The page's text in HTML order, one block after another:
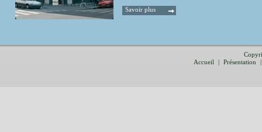
Savoir plus
Accueil
| Présentation